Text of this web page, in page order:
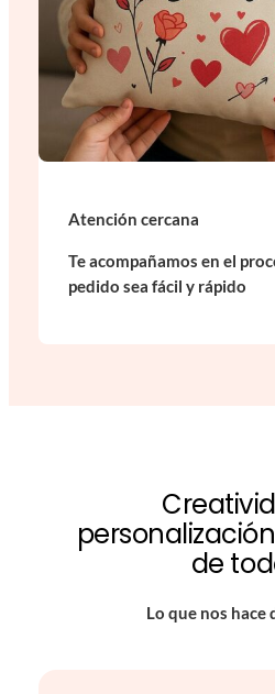
Atención cercana
Te acompañamos en el
pedido sea fácil y rápido
de
Lo que nos hace